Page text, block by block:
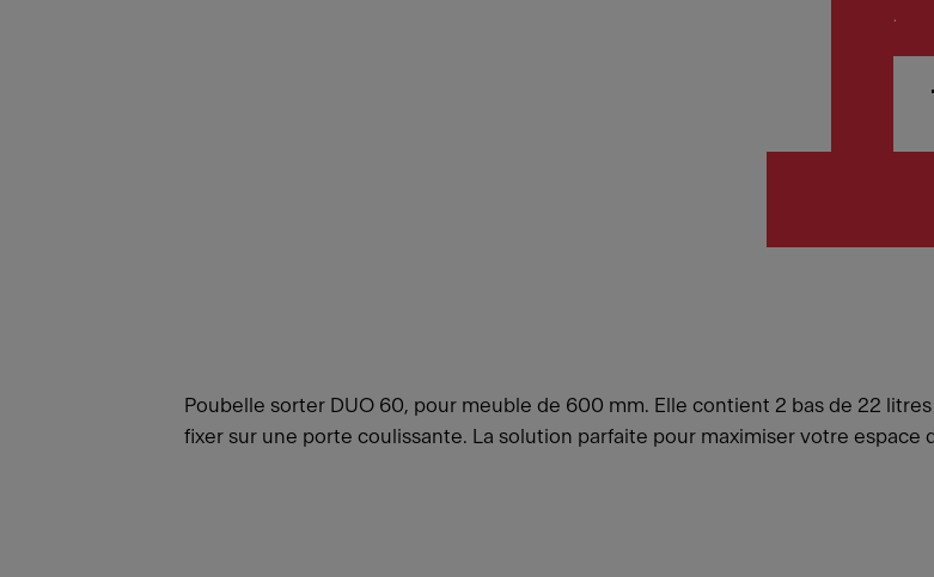
.
Poubelle sorter DUO 60, pour meuble de 600 mm. Elle contient 2 bas de 22 litres
fixer sur une porte coulissante. La solution parfaite pour maximiser votre espace